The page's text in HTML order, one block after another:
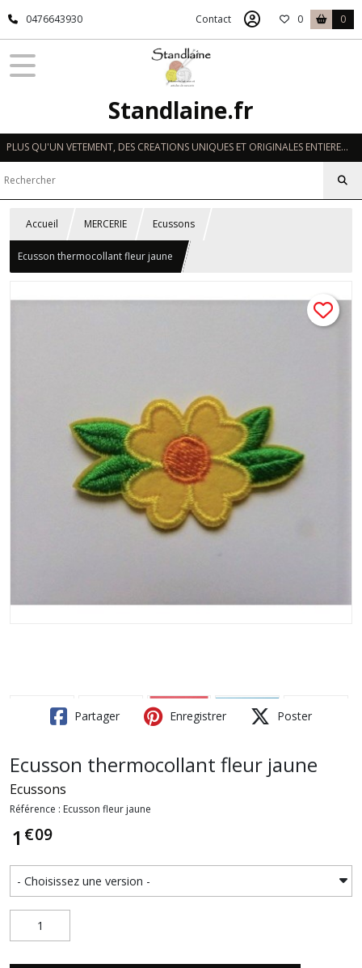
0476643930 Contact 0 0
Standlaine.fr
PLUS QU'UN VETEMENT, DES CREATIONS UNIQUES ET ORIGINALES ENTIEREMENT REALISEES A LA MAIN EN FRANCE
Accueil MERCERIE Ecussons
Ecusson thermocollant fleur jaune
Partager Enregistrer Poster
Ecusson thermocollant fleur jaune
Ecussons
Référence : Ecusson fleur jaune
1 €09